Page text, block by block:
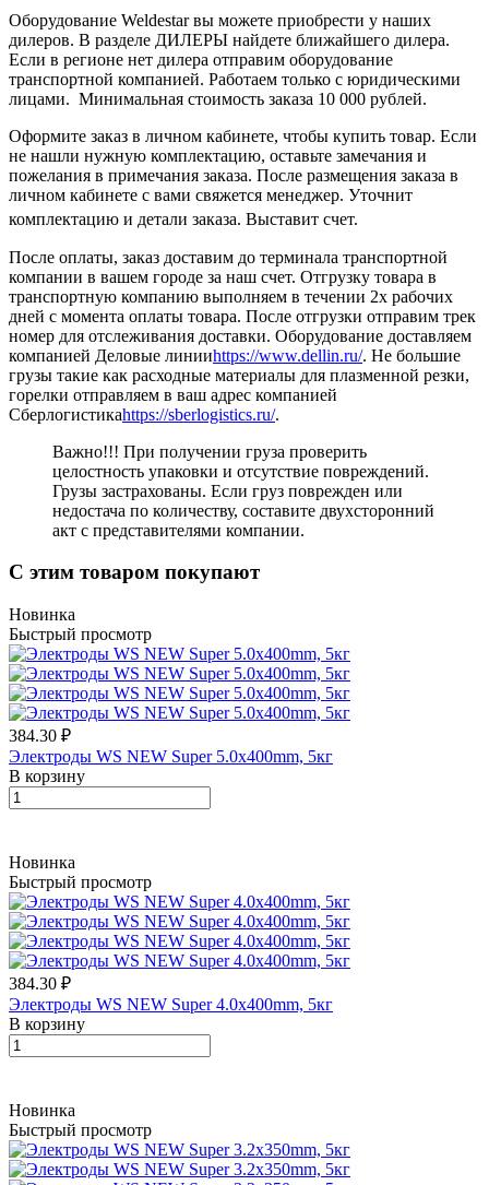
Оборудование Weldestar вы можете приобрести у наших
дилеров. В разделе ДИЛЕРЫ найдете ближайшего дилера.
Если в регионе нет дилера отправим оборудование
транспортной компанией. Работаем только с юридическими
лицами. Минимальная стоимость заказа 10 000 рублей.
Оформите заказ в личном кабинете, чтобы купить товар. Если
не нашли нужную комплектацию, оставьте замечания и
пожелания в примечания заказа. После размещения заказа в
личном кабинете с вами свяжется менеджер. Уточнит
комплектацию и детали заказа. Выставит счет.
После оплаты, заказ доставим до терминала транспортной
компании в вашем городе за наш счет. Отгрузку товара в
транспортную компанию выполняем в течении 2х рабочих
дней с момента оплаты товара. После отгрузки отправим трек
номер для отслеживания доставки. Оборудование доставляем
компанией Деловые линииhttps://www.dellin.ru/. Не большие
грузы такие как расходные материалы для плазменной резки,
горелки отправляем в ваш адрес компанией
Сберлогистикаhttps://sberlogistics.ru/.
Важно!!! При получении груза проверить
целостность упаковки и отсутствие повреждений.
Грузы застрахованы. Если груз поврежден или
недостача по количеству, составите двухсторонний
акт с представителями компании.
С этим товаром покупают
Новинка
Быстрый просмотр
384.30 ₽
Электроды WS NEW Super 5.0х400mm, 5кг
В корзину
Новинка
Быстрый просмотр
384.30 ₽
Электроды WS NEW Super 4.0х400mm, 5кг
В корзину
Новинка
Быстрый просмотр